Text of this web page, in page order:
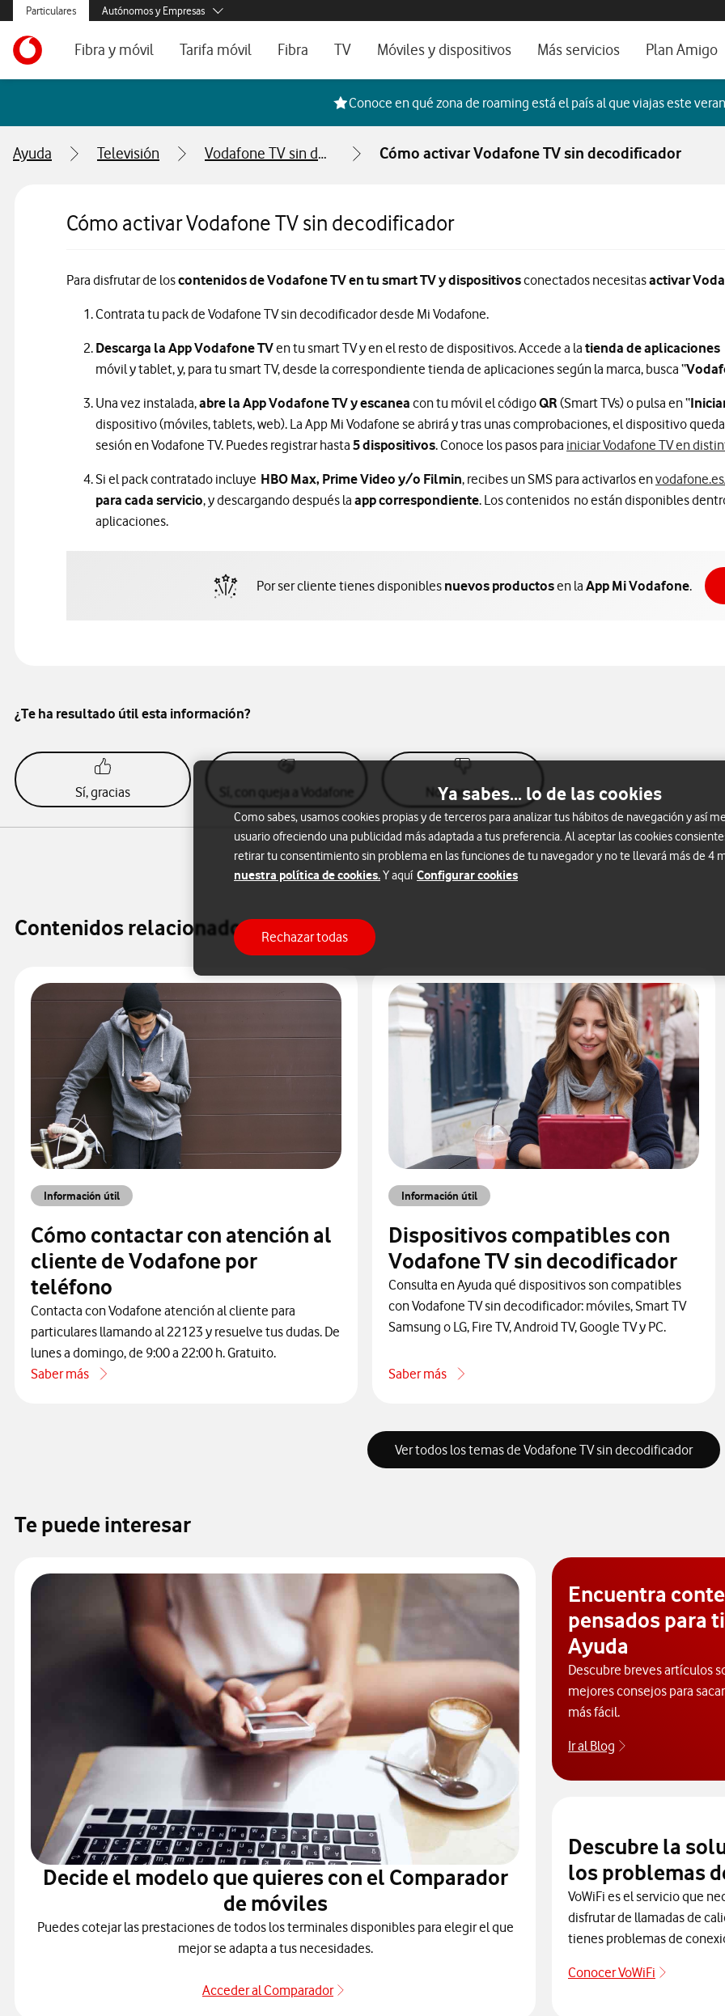
Menús secundarios. Enlace a particulares, empresas y autónomos, ayuda e idioma
Particulares
Menus de segmentación para empresas y autónomos
Autónomos y Empresas
Pymes
Ir a la pagina principal de vodafone.es
Fibra y móvil
Tarifas Fibra y Móvil
Tarifas Fibra y 2 Móvil
Configura tu tarifa
Tarifa móvil
Tarifas móvil prepago
Fibra
Tarifas de fibra
Internet portátil 5G
Consulta Cobertura
TV
Vodafone TV
Móviles y dispositivos
Imagen y Sonido
Ver todos
Más servicios
Alianza Vodafone e Iberdrola
Servicios avanzados
Plan Amigo
Conoce en qué zona de roaming está el país al que viajas este
Ayuda Televisión Vodafone TV sin decodificador Cómo activar Vodafone TV sin decodificador
Cómo activar Vodafone TV sin decodificador
Para disfrutar de loscontenidos de Vodafone TV en tu smart TV y dispositivosconectados necesitasactivar
Contrata tu pack de Vodafone TV sin decodificador desde Mi Vodafone.
Descarga la App Vodafone TVen tu smart TV y en el resto de dispositivos. Accede a la tienda de aplicaciones
móvil y tablet, y, para tu smart TV, desde la correspondiente tienda de aplicaciones según la marca, busca “
Una vez instalada,abre la App Vodafone TV y escanea con tu móvil el códigoQR (Smart TVs) o pulsa en “
dispositivo (móviles, tablets, web). La App Mi Vodafone se abrirá y tras unas comprobaciones, el dispositivo
sesión en Vodafone TV. Puedes registrar hasta 5 dispositivos. Conoce los pasos para iniciar Vodafone TV en
Si el pack contratado incluye HBO Max, Prime Video y/o Filmin, recibes un SMS para activarlos en
para cada servicio, y descargando después la app correspondiente. Los contenidos no están disponibles
aplicaciones.
Por ser cliente tienes disponibles nuevos productosen laApp Mi Vodafone.
¿Te ha resultado útil esta información?
Sí, gracias Sí, con queja a Vodafone No, para nada
Contenidos relacionados
Información útil
Cómo contactar con atención al
cliente de Vodafone por
teléfono
Contacta con Vodafone atención al cliente para
particulares llamando al 22123 y resuelve tus dudas. De
lunes a domingo, de 9:00 a 22:00 h. Gratuito.
Saber más
acerca de Cómo contactar con atención al cliente de Vodafone por teléfono
Información útil
Dispositivos compatibles con
Vodafone TV sin decodificador
Consulta en Ayuda qué dispositivos son compatibles
con Vodafone TV sin decodificador: móviles, Smart TV
Samsung o LG, Fire TV, Android TV, Google TV y PC.
Saber más
acerca de Dispositivos compatibles con Vodafone TV sin
Ver todos los temas de Vodafone TV sin decodificador
Te puede interesar
Decide el modelo que quieres con el Comparador
de móviles
Puedes cotejar las prestaciones de todos los terminales disponibles para elegir el que
mejor se adapta a tus necesidades.
Acceder al Comparador
Encuentra
pensados para
Ayuda
Descubre breves artículos
mejores consejos para
más fácil.
Ir al Blog
Descubre el
Descubre la
los problemas
VoWiFi es el servicio que
disfrutar de llamadas de
tienes problemas de
Conocer VoWiFi
Ya sabes... lo de las cookies
Como sabes, usamos cookies propias y de terceros para analizar tus hábitos de navegación y así
usuario ofreciendo una publicidad más adaptada a tus preferencia. Al aceptar las cookies
retirar tu consentimiento sin problema en las funciones de tu navegador y no te llevará más de 4
nuestra política de cookies.Y aquí Configurar cookies
Rechazar todas